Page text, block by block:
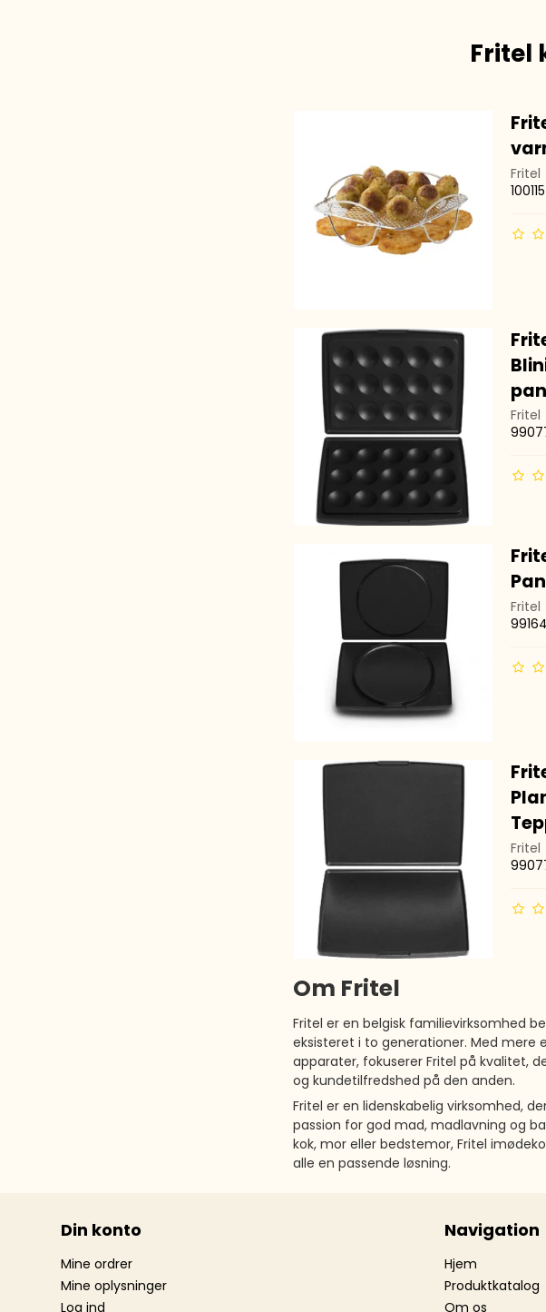
Fritel
Fritel
Fritel
Fritel
Fritel
Om Fritel
Fritel er en belgisk familievirksomhed
eksisteret i to generationer. Med mere
apparater, fokuserer Fritel på kvalitet,
og kundetilfredshed på den anden.
Fritel er en lidenskabelig virksomhed,
passion for god mad, madlavning og
kok, mor eller bedstemor, Fritel
alle en passende løsning.
Din konto
Mine ordrer
Mine oplysninger
Log ind
Navigation
Hjem
Produktkatalog
Om os